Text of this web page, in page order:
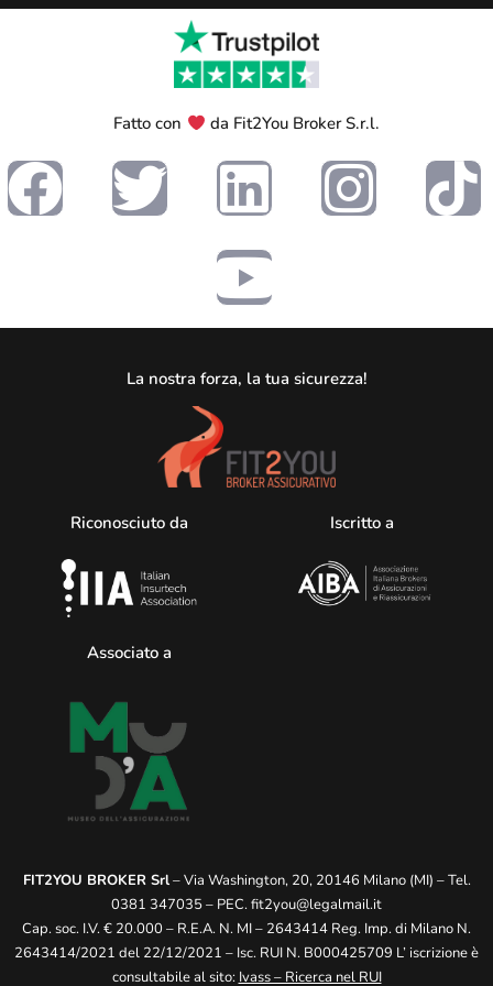
Fatto con da Fit2You Broker S.r.l.
La nostra forza, la tua sicurezza!
Riconosciuto da Iscritto a
Associato a
FIT2YOU BROKER Srl– Via Washington, 20, 20146 Milano (MI) – Tel.
0381 347035 – PEC. fit2you@legalmail.it
Cap. soc. I.V. € 20.000 – R.E.A. N. MI – 2643414 Reg. Imp. di Milano N.
2643414/2021 del 22/12/2021 – Isc. RUI N. B000425709 L’ iscrizione è
consultabile al sito: Ivass – Ricerca nel RUI